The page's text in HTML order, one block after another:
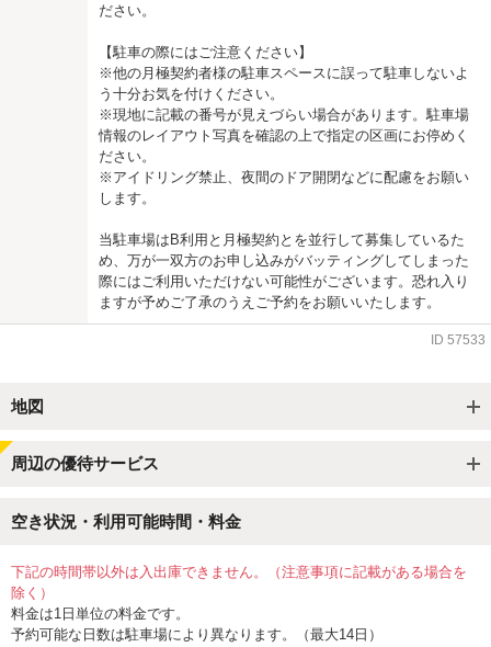
ださい。
【駐車の際にはご注意ください】
※他の月極契約者様の駐車スペースに誤って駐車しないよ
う十分お気を付けください。
※現地に記載の番号が見えづらい場合があります。駐車場
情報のレイアウト写真を確認の上で指定の区画にお停めく
ださい。
※アイドリング禁止、夜間のドア開閉などに配慮をお願い
します。
当駐車場はB利用と月極契約とを並行して募集しているた
め、万が一双方のお申し込みがバッティングしてしまった
際にはご利用いただけない可能性がございます。恐れ入り
ますが予めご了承のうえご予約をお願いいたします。
ID 57533
地図
周辺の優待サービス
空き状況・利用可能時間・料金
下記の時間帯以外は入出庫できません。（注意事項に記載がある場合を
除く）
料金は1日単位の料金です。
予約可能な日数は駐車場により異なります。（最大14日）